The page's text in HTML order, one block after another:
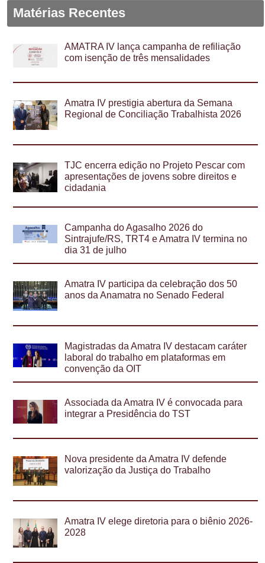
Matérias Recentes
AMATRA IV lança campanha de refiliação
com isenção de três mensalidades
Amatra IV prestigia abertura da Semana
Regional de Conciliação Trabalhista 2026
TJC encerra edição no Projeto Pescar com
apresentações de jovens sobre direitos e
cidadania
Campanha do Agasalho 2026 do
Sintrajufe/RS, TRT4 e Amatra IV termina no
dia 31 de julho
Amatra IV participa da celebração dos 50
anos da Anamatra no Senado Federal
Magistradas da Amatra IV destacam caráter
laboral do trabalho em plataformas em
convenção da OIT
Associada da Amatra IV é convocada para
integrar a Presidência do TST
Nova presidente da Amatra IV defende
valorização da Justiça do Trabalho
Amatra IV elege diretoria para o biênio 2026-
2028